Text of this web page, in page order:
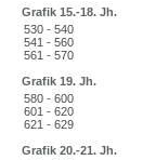
Grafik 15.-18. Jh.
530 - 540
541 - 560
561 - 570
Grafik 19. Jh.
580 - 600
601 - 620
621 - 629
Grafik 20.-21. Jh.